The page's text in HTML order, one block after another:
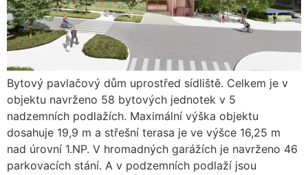
Bytový pavlačový dům uprostřed sídliště. Celkem je v
objektu navrženo 58 bytových jednotek v 5
nadzemních podlažích. Maximální výška objektu
dosahuje 19,9 m a střešní terasa je ve výšce 16,25 m
nad úrovní 1.NP. V hromadných garážích je navrženo 46
parkovacích stání. A v podzemních podlaží jsou